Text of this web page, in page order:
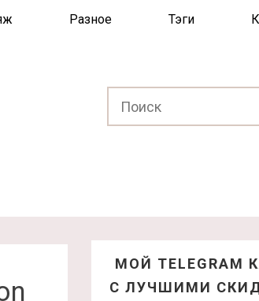
Разное Тэги
МОЙ TELEGRAM
С ЛУЧШИМИ